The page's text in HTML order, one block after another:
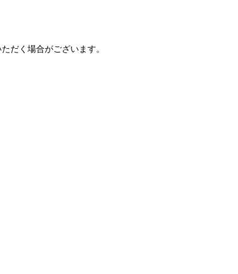
だく場合がございます。